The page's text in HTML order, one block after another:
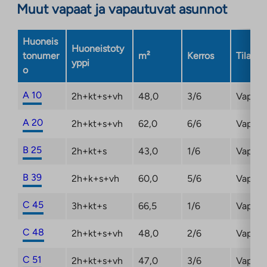
uuteen
Muut vapaat ja vapautuvat asunnot
Huoneis
tonumer
o
Huoneistoty
yppi
m² Kerros Tila
A 10 2h+kt+s+vh 48,0 3/6
A 20 2h+kt+s+vh 62,0 6/6
B 25 2h+kt+s 43,0 1/6 Vapaa
B 39 2h+k+s+vh 60,0 5/6 Vapaa
C 45 3h+kt+s 66,5 1/6 Vapaa
C 48 2h+kt+s+vh 48,0 2/6 Vapaa
C 51 2h+kt+s+vh 47,0 3/6 Vapaa